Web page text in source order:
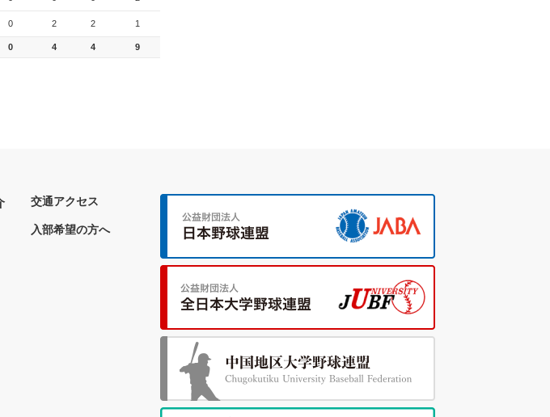
0 2 2 1
0 4 4 9
交通アクセス
入部希望の方へ